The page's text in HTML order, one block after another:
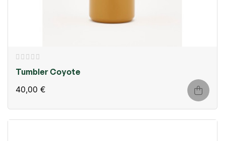
Tumbler Coyote
40,00 €